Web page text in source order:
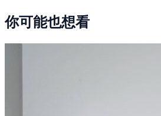
你可能也想看